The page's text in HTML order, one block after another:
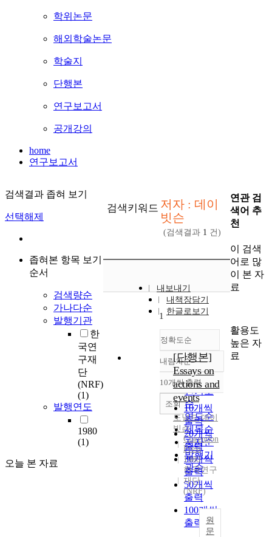
학위논문
해외학술논문
학술지
단행본
연구보고서
공개강의
home
연구보고서
검색결과 좁혀 보기
선택해제
좁혀본 항목 보기
순서
검색량순
가나다순
발행기관
한
국연
구재
단
(NRF)
(1)
발행연도
1980
(1)
오늘 본 자료
검색키워드 저자 : 데이
빗슨
(검색결과 1 건)
내보내기
내책장담기
한글로보기
정확도순
정확도
순
인기도
순
연도순
제목순
저자순
발행기
관순
내림차순
내림차순
10개씩 출력
10개씩
출력
20개씩
출력
30개씩
출력
50개씩
출력
100개씩
출력
조회
1
[단행본]
Essays on
actions and
events
도널드,데이
빗슨
Clarendon
Press
1980
한국연구
재단
(NRF)
원
문
연관 검
색어 추
천
이 검색
어로 많
이 본 자
료
활용도
높은 자
료